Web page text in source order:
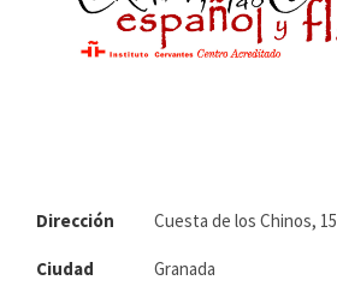
Dirección Cuesta de los Chinos, 15
Ciudad Granada